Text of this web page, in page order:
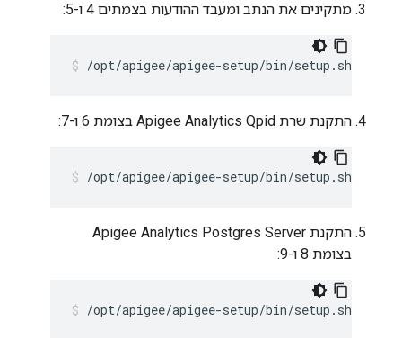
מתקינים את הנתב ומעבד ההודעות בצמתים 4 ו-5:
/opt/apigee/apigee-setup/bin/setup.sh -p
התקנת שרת Apigee Analytics Qpid בצומת 6 ו-7:
/opt/apigee/apigee-setup/bin/setup.sh -p
התקנת Apigee Analytics Postgres Server
בצומת 8 ו-9:
/opt/apigee/apigee-setup/bin/setup.sh -p